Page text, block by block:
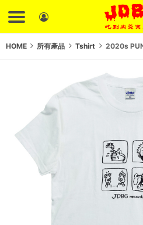
HOME 所有產品 Tshirt 2020s